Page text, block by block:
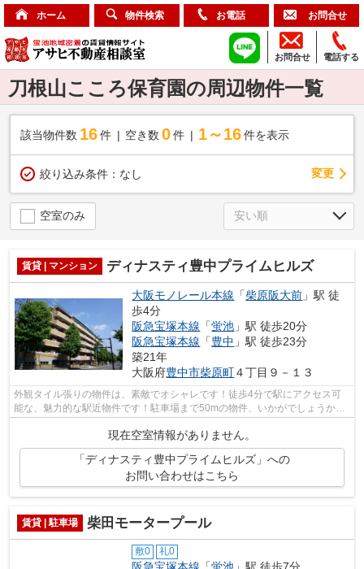
ホーム 物件検索 お電話 お問合せ
電話する
お問合せ
刀根山こころ保育園の周辺物件一覧
該当物件数 16件 空き数 0 件 1～16 件を表示
絞り込み条件： なし 変更
空室のみ
賃貸 | マンション ディナスティ豊中プライムヒルズ
大阪モノレール本線 「柴原阪大前 」駅 徒
歩4分
阪急宝塚本線 「蛍池 」駅 徒歩20分
阪急宝塚本線 「豊中 」駅 徒歩23分
築21年
大阪府豊中市柴原町４丁目９－１３
外観タイル張りの物件は、素敵でオシャレです！徒歩4分で駅にアクセス可
能な、魅力的な駅近物件です！駐車場まで50mの物件、いかがでしょうか！
現在空室情報がありません。
「ディナスティ豊中プライムヒルズ」への
お問い合わせはこちら
賃貸 | 駐車場 柴田モータープール
敷0 礼0
阪急宝塚本線 「蛍池 」駅 徒歩7分